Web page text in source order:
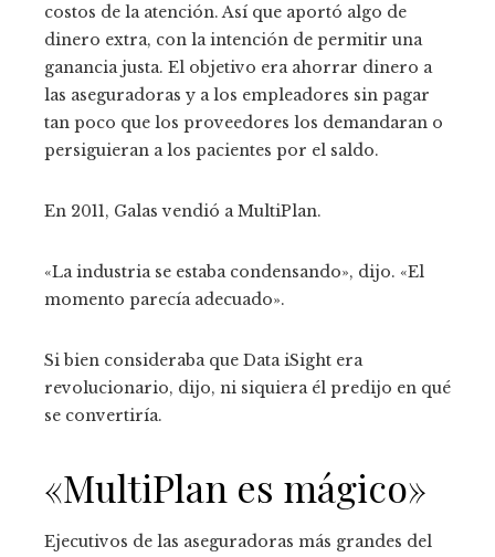
costos de la atención. Así que aportó algo de
dinero extra, con la intención de permitir una
ganancia justa. El objetivo era ahorrar dinero a
las aseguradoras y a los empleadores sin pagar
tan poco que los proveedores los demandaran o
persiguieran a los pacientes por el saldo.
En 2011, Galas vendió a MultiPlan.
«La industria se estaba condensando», dijo. «El
momento parecía adecuado».
Si bien consideraba que Data iSight era
revolucionario, dijo, ni siquiera él predijo en qué
se convertiría.
«MultiPlan es mágico»
Ejecutivos de las aseguradoras más grandes del